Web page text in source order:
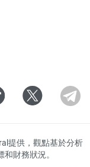
提供，觀點基於分析
財務狀況。